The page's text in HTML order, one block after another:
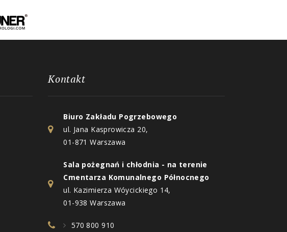
Kontakt
Biuro Zakładu Pogrzebowego
ul. Jana Kasprowicza 20,
01-871 Warszawa
Sala pożegnań i chłodnia - na terenie
Cmentarza Komunalnego Północnego
ul. Kazimierza Wóycickiego 14,
01-938 Warszawa
570 800 910